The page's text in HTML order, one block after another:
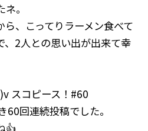
。
ら、こってりラーメン食べて
、2人との思い出が出来て幸
スコピース！#60
60回連続投稿でした。
👍